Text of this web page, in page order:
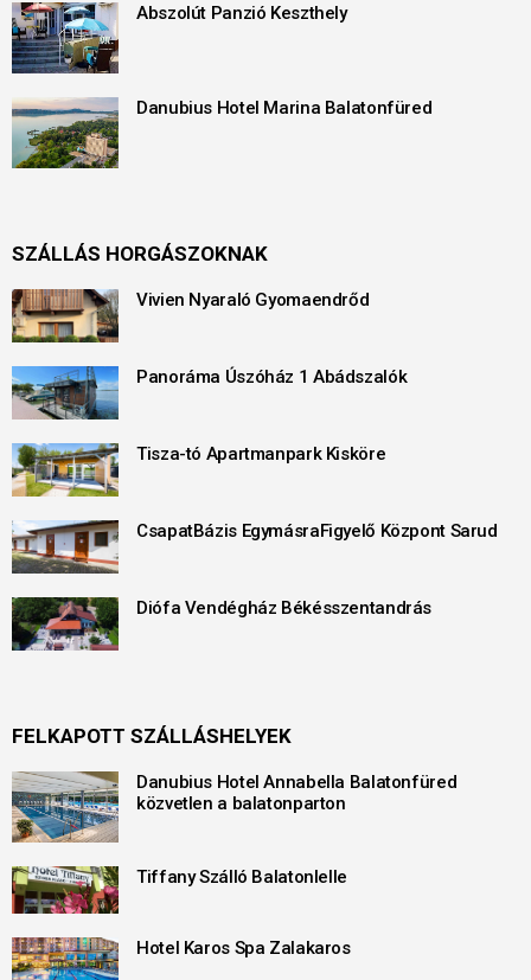
Abszolút Panzió Keszthely
Danubius Hotel Marina Balatonfüred
SZÁLLÁS HORGÁSZOKNAK
Vivien Nyaraló Gyomaendrőd
Panoráma Úszóház 1 Abádszalók
Tisza-tó Apartmanpark Kisköre
CsapatBázis EgymásraFigyelő Központ Sarud
Diófa Vendégház Békésszentandrás
FELKAPOTT SZÁLLÁSHELYEK
Danubius Hotel Annabella Balatonfüred
közvetlen a balatonparton
Tiffany Szálló Balatonlelle
Hotel Karos Spa Zalakaros